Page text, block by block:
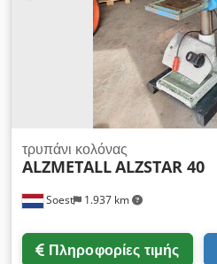
πρόωσης - προστατευτικό άξονα
καλώδιο 2 m με βύσμα 16A -
συμπεριλαμβανομένου ειδικού
Soest 1.937 km
τρυπάνι κολόνας
ALZMETALLALZSTAR 40
Πληροφορίες τιμής